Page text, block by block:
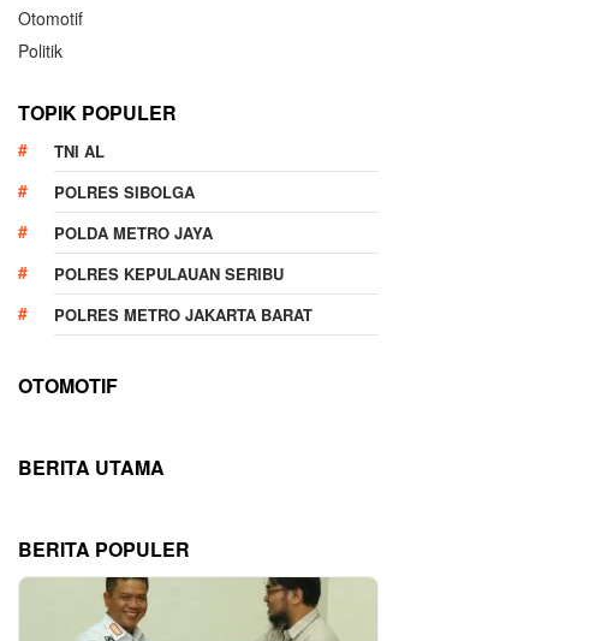
Otomotif
Politik
TOPIK POPULER
TNI AL
POLRES SIBOLGA
POLDA METRO JAYA
POLRES KEPULAUAN SERIBU
POLRES METRO JAKARTA BARAT
OTOMOTIF
BERITA UTAMA
BERITA POPULER